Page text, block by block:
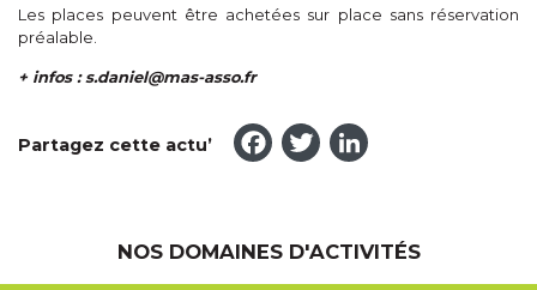
NOS DOMAINES D'ACTIVITÉS
Les places peuvent être achetées sur place sans réservation
préalable.
+ infos : s.daniel@mas-asso.fr
Partagez cette actu’ Facebook
Twitter